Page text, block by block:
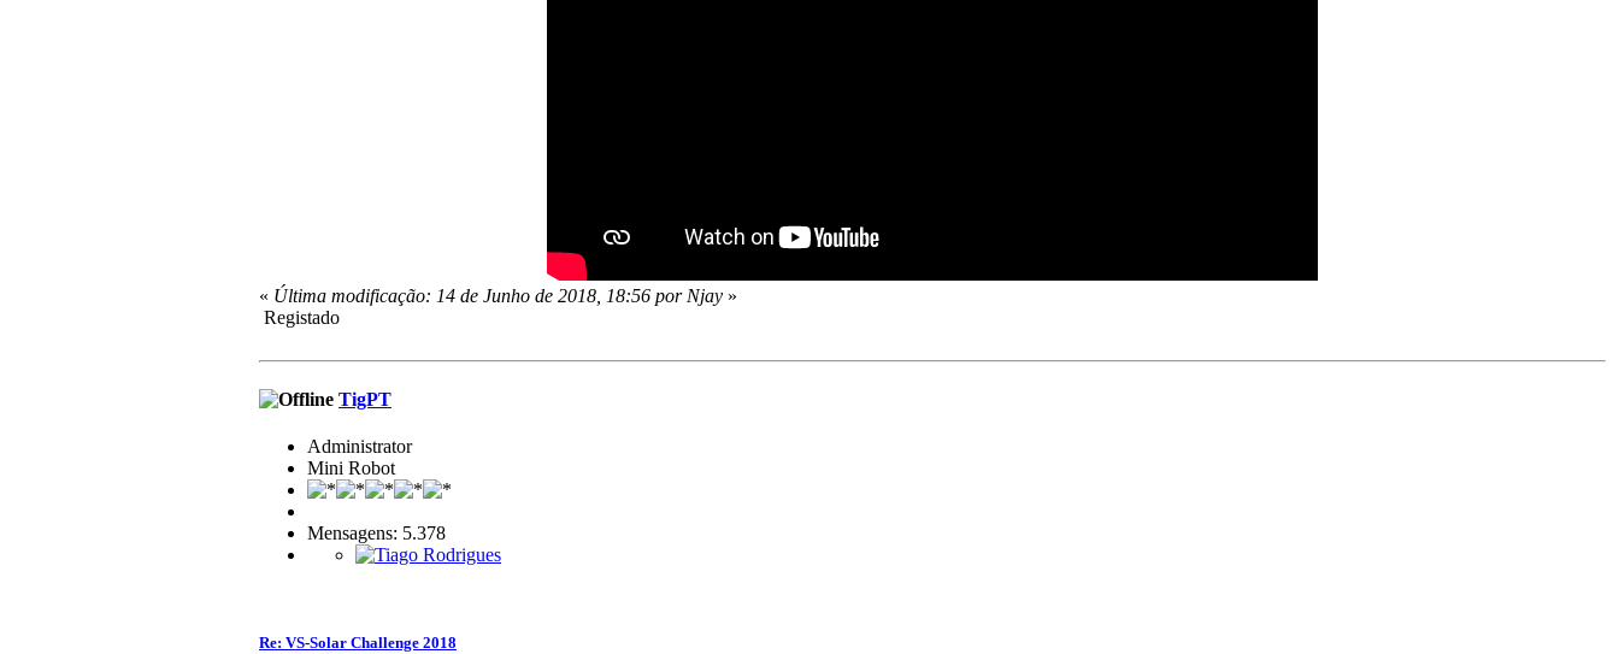
« Última modificação: 14 de Junho de 2018, 18:56 por Njay »
Registado
TigPT
Administrator
Mini Robot
Mensagens: 5.378
Re: VS-Solar Challenge 2018